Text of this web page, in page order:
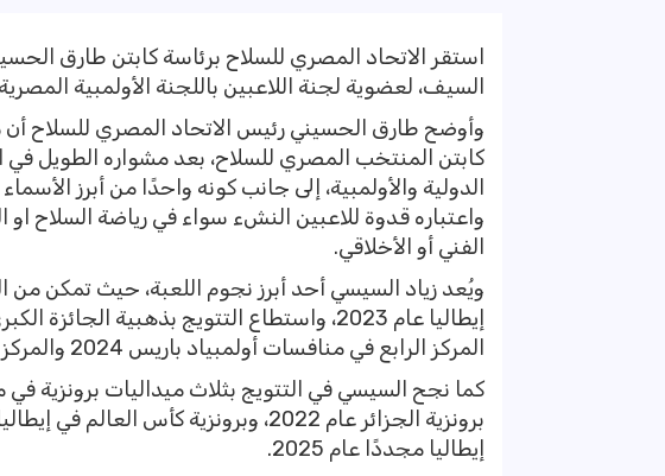
استقر الاتحاد المصري للسلاح برئاسة كابتن طارق
السيف، لعضوية لجنة اللاعبين باللجنة الأولمبية
وأوضح طارق الحسيني رئيس الاتحاد المصري للسلاح أن
كابتن المنتخب المصري للسلاح، بعد مشواره الطويل في
الدولية والأولمبية، إلى جانب كونه واحدًا من أبرز
واعتباره قدوة للاعبين النشء سواء في رياضة السلاح
الفني أو الأخلاقي.
ويُعد زياد السيسي أحد أبرز نجوم اللعبة، حيث تمكن من
المركز الرابع في منافسات أولمبياد باريس 2024 والمركز الرابع عشر في أولمبياد طوكيو 2020.
كما نجح السيسي في التتويج بثلاث ميداليات برونزية
إيطاليا مجددًا عام 2025.